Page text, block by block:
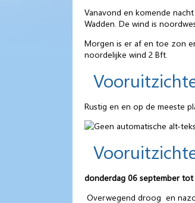
Vanavond en komende
Wadden. De wind is
Morgen is er af en toe zon
noordelijke wind 2 Bft.
Rustig en en op de meeste
donderdag 06 september
Overwegend droog en